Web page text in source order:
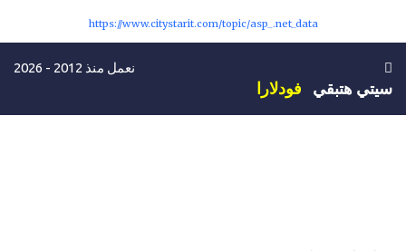
https://www.citystarit.com/topic/asp_.net_data
نعمل منذ 2012 - 2026
سيتي هتبقي فودلارا